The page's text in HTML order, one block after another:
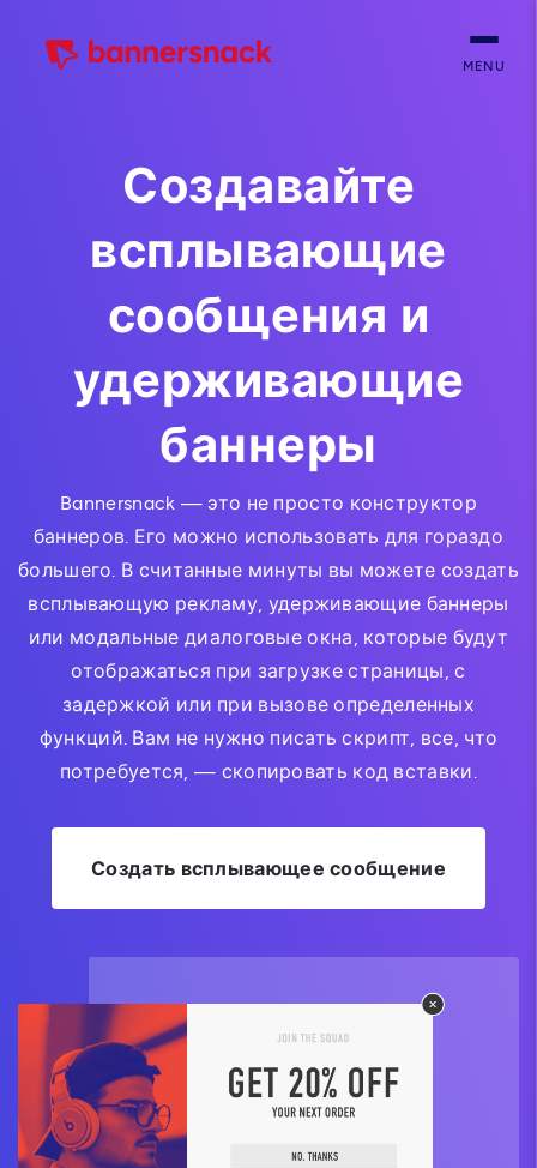
MENU
Создавайте
всплывающие
сообщения и
удерживающие
баннеры
Bannersnack — это не просто конструктор
баннеров. Его можно использовать для гораздо
большего. В считанные минуты вы можете создать
всплывающую рекламу, удерживающие баннеры
или модальные диалоговые окна, которые будут
отображаться при загрузке страницы, с
задержкой или при вызове определенных
функций. Вам не нужно писать скрипт, все, что
потребуется, — скопировать код вставки.
Создать всплывающее сообщение